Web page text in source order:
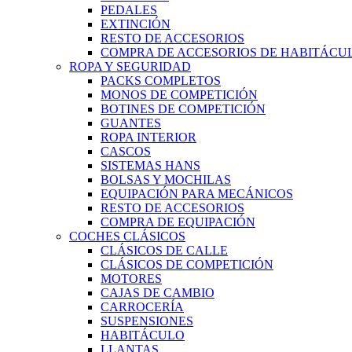
PEDALES
EXTINCIÓN
RESTO DE ACCESORIOS
COMPRA DE ACCESORIOS DE
ROPA Y SEGURIDAD
PACKS COMPLETOS
MONOS DE COMPETICIÓN
BOTINES DE COMPETICIÓN
GUANTES
ROPA INTERIOR
CASCOS
SISTEMAS HANS
BOLSAS Y MOCHILAS
EQUIPACIÓN PARA MECÁNICOS
RESTO DE ACCESORIOS
COMPRA DE EQUIPACIÓN
COCHES CLÁSICOS
CLÁSICOS DE CALLE
CLÁSICOS DE COMPETICIÓN
MOTORES
CAJAS DE CAMBIO
CARROCERÍA
SUSPENSIONES
HABITÁCULO
LLANTAS